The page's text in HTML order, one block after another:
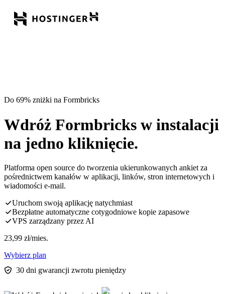
Do 69% zniżki na Formbricks
Wdróż Formbricks w instalacji
na jedno kliknięcie.
Platforma open source do tworzenia ukierunkowanych ankiet za
pośrednictwem kanałów w aplikacji, linków, stron internetowych i
wiadomości e-mail.
Uruchom swoją aplikację natychmiast
Bezpłatne automatyczne cotygodniowe kopie zapasowe
VPS zarządzany przez AI
23,99 zł/mies.
Wybierz plan
30 dni gwarancji zwrotu pieniędzy